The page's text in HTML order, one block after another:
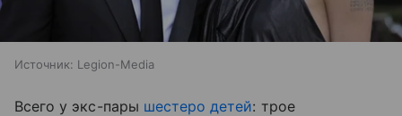
Источник: Legion-Media
Всего у экс-пары шестеро детей: трое